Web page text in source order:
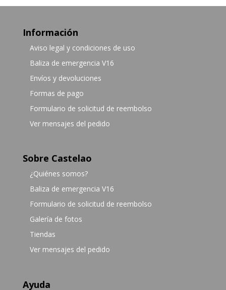
Información
Aviso legal y condiciones de uso
Baliza de emergencia V16
Envíos y devoluciones
Formas de pago
Formulario de solicitud de reembolso
Ver mensajes del pedido
Sobre Castelao
¿Quiénes somos?
Baliza de emergencia V16
Formulario de solicitud de reembolso
Galería de fotos
Tiendas
Ver mensajes del pedido
Ayuda